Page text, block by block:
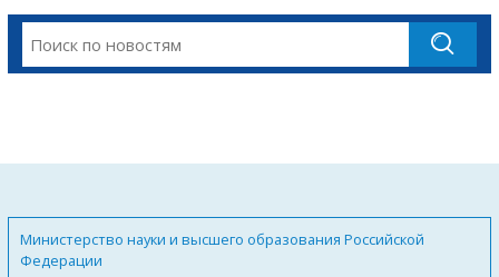
Министерство науки и высшего образования Российской
Федерации